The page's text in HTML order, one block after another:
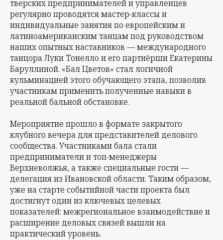
тверских предпринимателей и управленцев
регулярно проводятся мастер-классы и
индивидуальные занятия по европейским и
латиноамериканским танцам под руководством
наших опытных наставников — международного
танцора Луки Тонелло и его партнёрши Екатерины
Баруллиной. «Бал Цветов» стал логичной
кульминацией этого обучающего этапа, позволив
участникам применить полученные навыки в
реальной бальной обстановке.
Мероприятие прошло в формате закрытого
клубного вечера для представителей делового
сообщества. Участниками бала стали
предприниматели и топ-менеджеры
Верхневолжья, а также специальные гости —
делегация из Ивановской области. Таким образом,
уже на старте событийной части проекта был
достигнут один из ключевых целевых
показателей: межрегиональное взаимодействие и
расширение деловых связей вышли на
практический уровень.